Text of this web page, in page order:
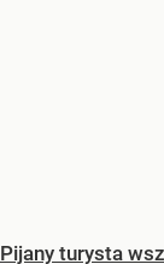
Pijany turysta